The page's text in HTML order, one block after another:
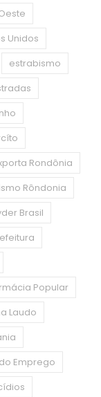
Unidos
estrabismo
Rondônia
Rôndonia
Brasil
Popular
Laudo
Emprego